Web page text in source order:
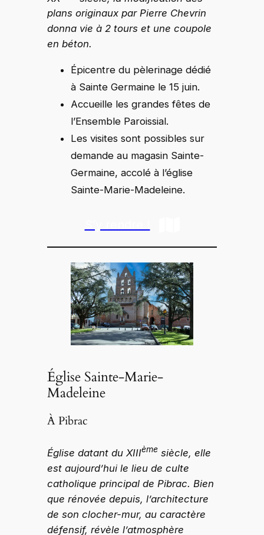
plans originaux par Pierre Chevrin
donna vie à 2 tours et une coupole
en béton.
Épicentre du pèlerinage dédié
à Sainte Germaine le 15 juin.
Accueille les grandes fêtes de
l’Ensemble Paroissial.
Les visites sont possibles sur
demande au magasin Sainte-
Germaine, accolé à l’église
Sainte-Marie-Madeleine.
Église Sainte-Marie-
Madeleine
À Pibrac
Église datant du XIIIèmesiècle, elle
est aujourd’hui le lieu de culte
catholique principal de Pibrac. Bien
que rénovée depuis, l’architecture
de son clocher-mur, au caractère
défensif, révèle l’atmosphère